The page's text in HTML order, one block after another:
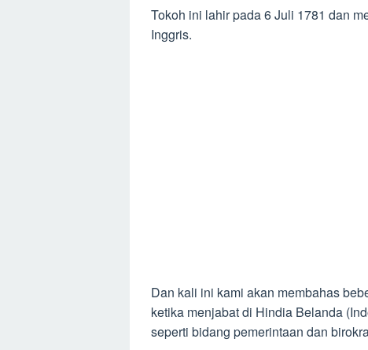
Tokoh ini lahir pada 6 Juli 1781 dan
Inggris.
Dan kali ini kami akan membahas
ketika menjabat di Hindia Belanda
seperti bidang pemerintaan dan